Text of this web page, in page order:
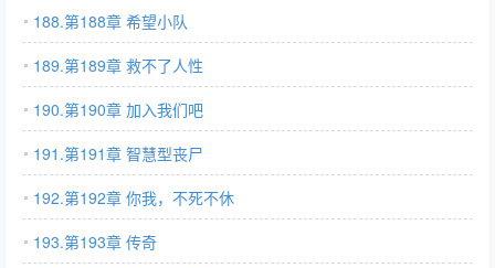
188.第188章 希望小队
189.第189章 救不了人性
190.第190章 加入我们吧
191.第191章 智慧型丧尸
192.第192章 你我，不死不休
193.第193章 传奇